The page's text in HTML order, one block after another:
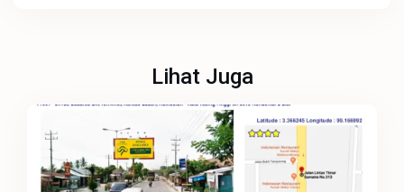
Lihat Juga